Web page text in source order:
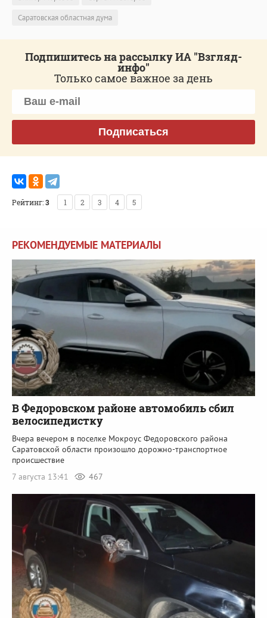
Саратовская областная дума
Подпишитесь на рассылку ИА "Взгляд-
инфо"
Только самое важное за день
Подписаться
Рейтинг:3 1 2 3 4 5
РЕКОМЕНДУЕМЫЕ МАТЕРИАЛЫ
В Федоровском районе автомобиль сбил
велосипедистку
Вчера вечером в поселке Мокроус Федоровского района
Саратовской области произошло дорожно-транспортное
происшествие
7 августа 13:41
467